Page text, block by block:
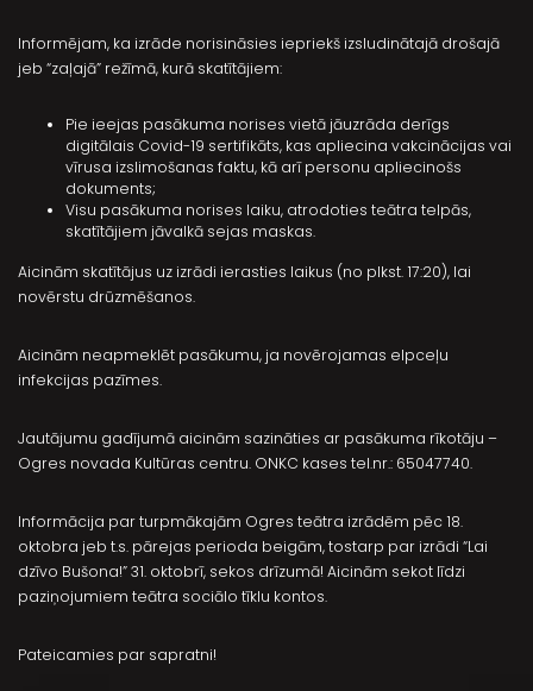
Informējam, ka izrāde norisināsies iepriekš izsludinātajā drošajā
jeb “zaļajā” režīmā, kurā skatītājiem:
Pie ieejas pasākuma norises vietā jāuzrāda derīgs
digitālais Covid-19 sertifikāts, kas apliecina vakcinācijas vai
vīrusa izslimošanas faktu, kā arī personu apliecinošs
dokuments;
Visu pasākuma norises laiku, atrodoties teātra telpās,
skatītājiem jāvalkā sejas maskas.
Aicinām skatītājus uz izrādi ierasties laikus (no plkst. 17:20), lai
novērstu drūzmēšanos.
Aicinām neapmeklēt pasākumu, ja novērojamas elpceļu
infekcijas pazīmes.
Jautājumu gadījumā aicinām sazināties ar pasākuma rīkotāju –
Ogres novada Kultūras centru. ONKC kases tel.nr.: 65047740.
Informācija par turpmākajām Ogres teātra izrādēm pēc 18.
oktobra jeb t.s. pārejas perioda beigām, tostarp par izrādi “Lai
dzīvo Bušona!” 31. oktobrī, sekos drīzumā! Aicinām sekot līdzi
paziņojumiem teātra sociālo tīklu kontos.
Pateicamies par sapratni!